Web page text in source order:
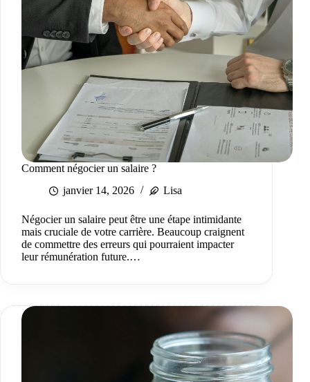
Comment négocier un salaire ?
janvier 14, 2026
Lisa
Négocier un salaire peut être une étape intimidante
mais cruciale de votre carrière. Beaucoup craignent
de commettre des erreurs qui pourraient impacter
leur rémunération future.…